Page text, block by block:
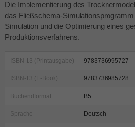
Die Implementierung des
das Fließschema-
Simulation und die Optimierung eines
Produktionsverfahrens.
ISBN-13 (Printausgabe) 9783736995727
ISBN-13 (E-Book) 9783736985728
Buchendformat B5
Sprache Deutsch